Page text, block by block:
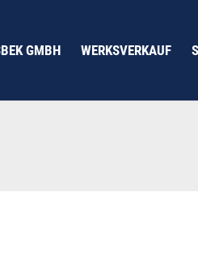
GMBH WERKSVERKAUF